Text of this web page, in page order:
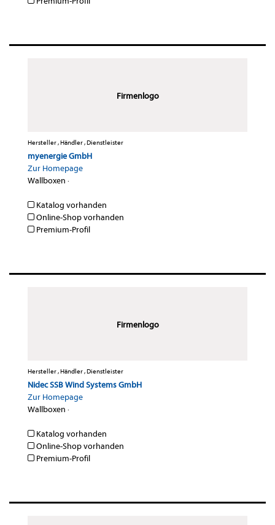
Firmenlogo
Hersteller , Händler , Dienstleister
myenergie GmbH
Zur Homepage
Wallboxen ·
Katalog vorhanden
Online-Shop vorhanden
Premium-Profil
Firmenlogo
Hersteller , Händler , Dienstleister
Nidec SSB Wind Systems GmbH
Zur Homepage
Wallboxen ·
Katalog vorhanden
Online-Shop vorhanden
Premium-Profil